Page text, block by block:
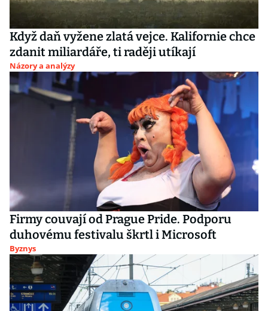
Když daň vyžene zlatá vejce. Kalifornie chce
zdanit miliardáře, ti raději utíkají
Názory a analýzy
Firmy couvají od Prague Pride. Podporu
duhovému festivalu škrtl i Microsoft
Byznys